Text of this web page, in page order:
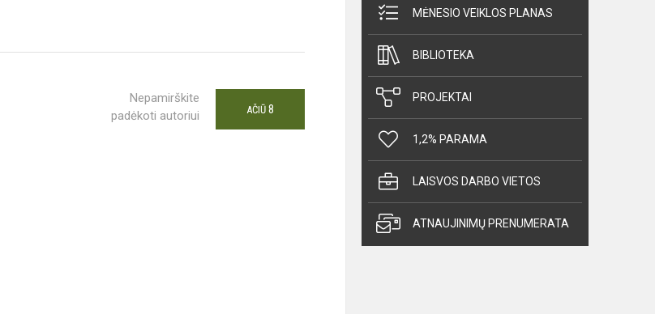
Nepamirškite
padėkoti autoriui
AČIŪ 8
MĖNESIO VEIKLOS PLANAS
BIBLIOTEKA
PROJEKTAI
1,2% PARAMA
LAISVOS DARBO VIETOS
ATNAUJINIMŲ PRENUMERATA